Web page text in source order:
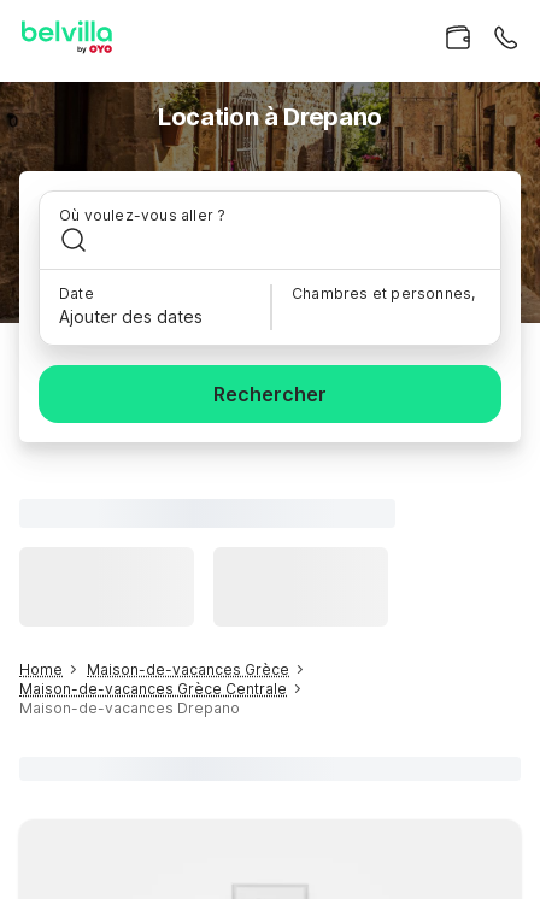
Location à Drepano
Où voulez-vous aller ?
Date
Ajouter des dates
Chambres et personnes,
Rechercher
Home
Maison-de-vacances Grèce
Maison-de-vacances Grèce Centrale
Maison-de-vacances Drepano